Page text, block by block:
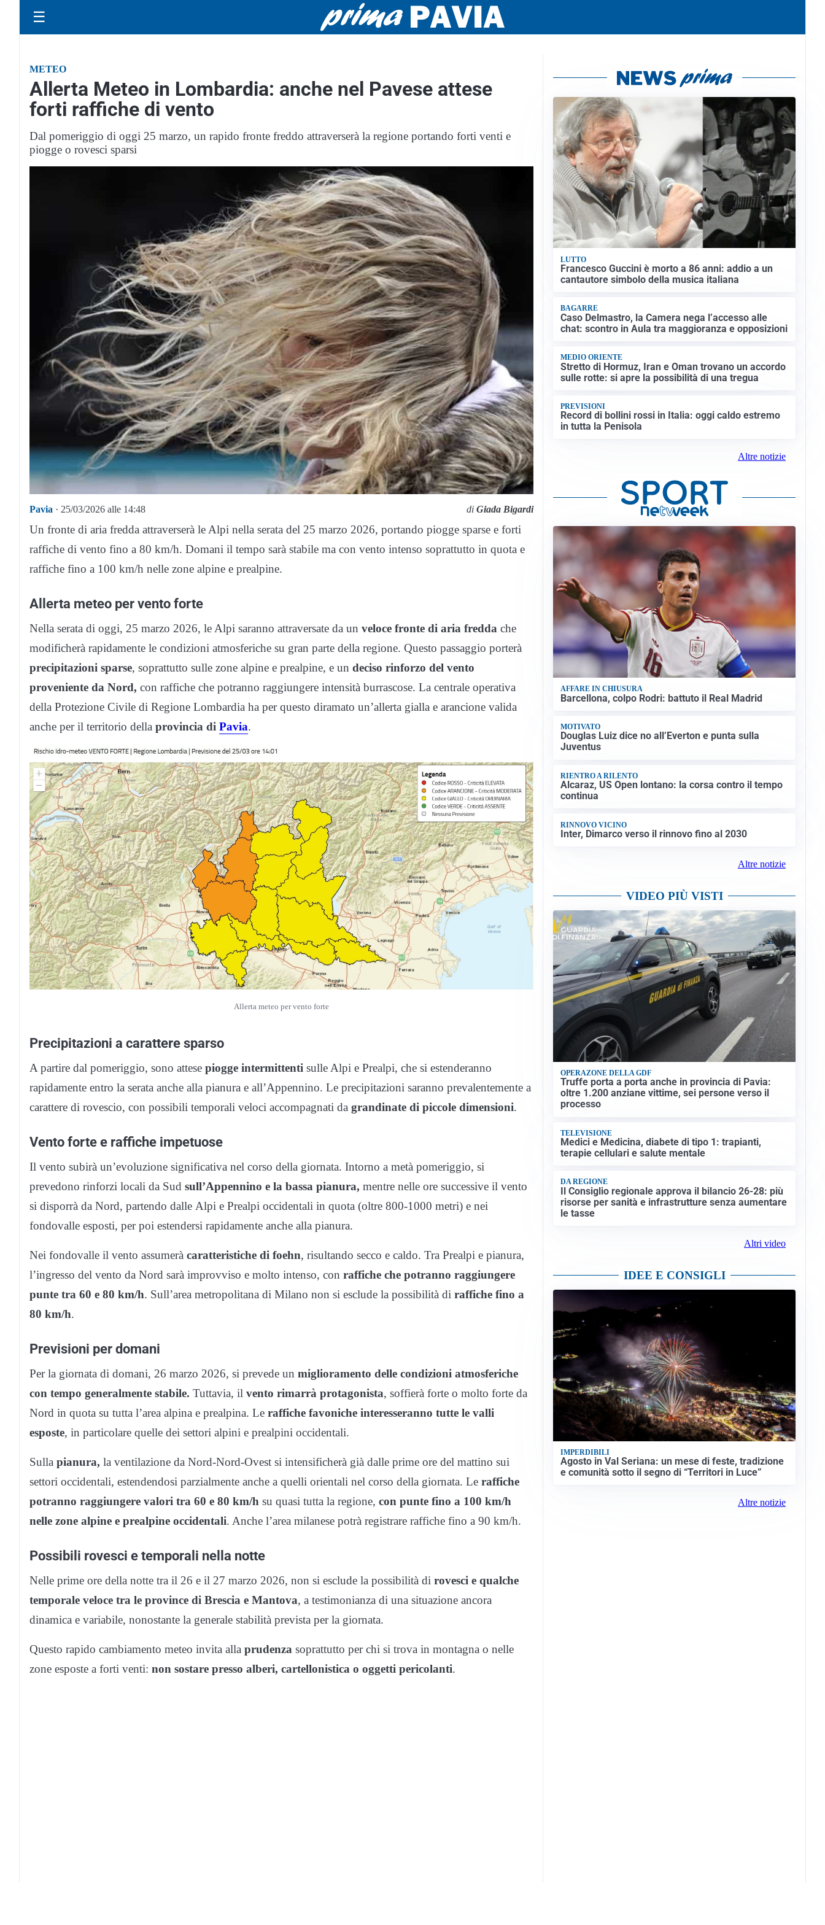
☰
METEO
Allerta Meteo in Lombardia: anche nel Pavese attese
forti raffiche di vento
Dal pomeriggio di oggi 25 marzo, un rapido fronte freddo attraverserà la regione portando forti venti e
piogge o rovesci sparsi
Pavia · 25/03/2026 alle 14:48 diGiada Bigardi
Un fronte di aria fredda attraverserà le Alpi nella serata del 25 marzo 2026, portando piogge sparse e forti
raffiche di vento fino a 80 km/h. Domani il tempo sarà stabile ma con vento intenso soprattutto in quota e
raffiche fino a 100 km/h nelle zone alpine e prealpine.
Allerta meteo per vento forte
Nella serata di oggi, 25 marzo 2026, le Alpi saranno attraversate da un veloce fronte di aria fredda che
modificherà rapidamente le condizioni atmosferiche su gran parte della regione. Questo passaggio porterà
precipitazioni sparse, soprattutto sulle zone alpine e prealpine, e un deciso rinforzo del vento
proveniente da Nord, con raffiche che potranno raggiungere intensità burrascose. La centrale operativa
della Protezione Civile di Regione Lombardia ha per questo diramato un’allerta gialla e arancione valida
anche per il territorio della provincia di Pavia.
Allerta meteo per vento forte
Precipitazioni a carattere sparso
A partire dal pomeriggio, sono attese piogge intermittenti sulle Alpi e Prealpi, che si estenderanno
rapidamente entro la serata anche alla pianura e all’Appennino. Le precipitazioni saranno prevalentemente a
carattere di rovescio, con possibili temporali veloci accompagnati da grandinate di piccole dimensioni.
Vento forte e raffiche impetuose
Il vento subirà un’evoluzione significativa nel corso della giornata. Intorno a metà pomeriggio, si
prevedono rinforzi locali da Sud sull’Appennino e la bassa pianura, mentre nelle ore successive il vento
si disporrà da Nord, partendo dalle Alpi e Prealpi occidentali in quota (oltre 800-1000 metri) e nei
fondovalle esposti, per poi estendersi rapidamente anche alla pianura.
Nei fondovalle il vento assumerà caratteristiche di foehn, risultando secco e caldo. Tra Prealpi e pianura,
l’ingresso del vento da Nord sarà improvviso e molto intenso, con raffiche che potranno raggiungere
punte tra 60 e 80 km/h. Sull’area metropolitana di Milano non si esclude la possibilità di raffiche fino a
80 km/h.
Previsioni per domani
Per la giornata di domani, 26 marzo 2026, si prevede un miglioramento delle condizioni atmosferiche
con tempo generalmente stabile. Tuttavia, il vento rimarrà protagonista, soffierà forte o molto forte da
Nord in quota su tutta l’area alpina e prealpina. Le raffiche favoniche interesseranno tutte le valli
esposte, in particolare quelle dei settori alpini e prealpini occidentali.
Sulla pianura, la ventilazione da Nord-Nord-Ovest si intensificherà già dalle prime ore del mattino sui
settori occidentali, estendendosi parzialmente anche a quelli orientali nel corso della giornata. Le raffiche
potranno raggiungere valori tra 60 e 80 km/h su quasi tutta la regione, con punte fino a 100 km/h
nelle zone alpine e prealpine occidentali. Anche l’area milanese potrà registrare raffiche fino a 90 km/h.
Possibili rovesci e temporali nella notte
Nelle prime ore della notte tra il 26 e il 27 marzo 2026, non si esclude la possibilità di rovesci e qualche
temporale veloce tra le province di Brescia e Mantova, a testimonianza di una situazione ancora
dinamica e variabile, nonostante la generale stabilità prevista per la giornata.
Questo rapido cambiamento meteo invita alla prudenza soprattutto per chi si trova in montagna o nelle
zone esposte a forti venti: non sostare presso alberi, cartellonistica o oggetti pericolanti.
LUTTO
Francesco Guccini è morto a 86 anni: addio a un
cantautore simbolo della musica italiana
BAGARRE
Caso Delmastro, la Camera nega l’accesso alle
chat: scontro in Aula tra maggioranza e opposizioni
MEDIO ORIENTE
Stretto di Hormuz, Iran e Oman trovano un accordo
sulle rotte: si apre la possibilità di una tregua
PREVISIONI
Record di bollini rossi in Italia: oggi caldo estremo
in tutta la Penisola
Altre notizie
AFFARE IN CHIUSURA
Barcellona, colpo Rodri: battuto il Real Madrid
MOTIVATO
Douglas Luiz dice no all’Everton e punta sulla
Juventus
RIENTRO A RILENTO
Alcaraz, US Open lontano: la corsa contro il tempo
continua
RINNOVO VICINO
Inter, Dimarco verso il rinnovo fino al 2030
Altre notizie
VIDEO PIÙ VISTI
OPERAZONE DELLA GDF
Truffe porta a porta anche in provincia di Pavia:
oltre 1.200 anziane vittime, sei persone verso il
processo
TELEVISIONE
Medici e Medicina, diabete di tipo 1: trapianti,
terapie cellulari e salute mentale
DA REGIONE
Il Consiglio regionale approva il bilancio 26-28: più
risorse per sanità e infrastrutture senza aumentare
le tasse
Altri video
IDEE E CONSIGLI
IMPERDIBILI
Agosto in Val Seriana: un mese di feste, tradizione
e comunità sotto il segno di “Territori in Luce”
Altre notizie